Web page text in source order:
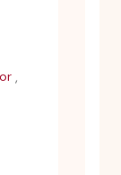
,